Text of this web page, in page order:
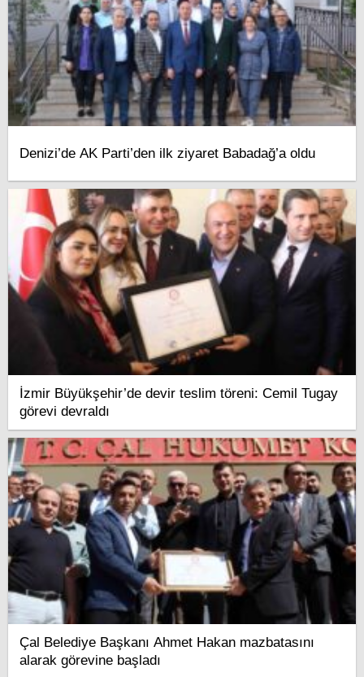
Denizi’de AK Parti’den ilk ziyaret Babadağ’a oldu
İzmir Büyükşehir’de devir teslim töreni: Cemil Tugay
görevi devraldı
Çal Belediye Başkanı Ahmet Hakan mazbatasını
alarak görevine başladı